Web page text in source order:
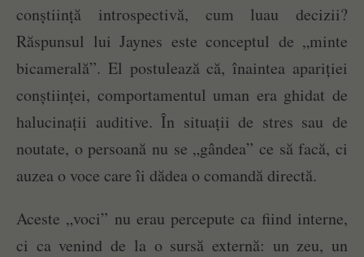
conștiință introspectivă, cum luau decizii?
Răspunsul lui Jaynes este conceptul de „minte
bicamerală”. El postulează că, înaintea apariției
conștiinței, comportamentul uman era ghidat de
halucinații auditive. În situații de stres sau de
noutate, o persoană nu se „gândea” ce să facă, ci
auzea o voce care îi dădea o comandă directă.
Aceste „voci” nu erau percepute ca fiind interne,
ci ca venind de la o sursă externă: un zeu, un